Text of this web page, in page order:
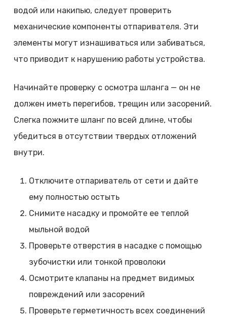
водой или накипью, следует проверить
механические компоненты отпаривателя. Эти
элементы могут изнашиваться или забиваться,
что приводит к нарушению работы устройства.
Начинайте проверку с осмотра шланга — он не
должен иметь перегибов, трещин или засорений.
Слегка пожмите шланг по всей длине, чтобы
убедиться в отсутствии твердых отложений
внутри.
Отключите отпариватель от сети и дайте
ему полностью остыть
Снимите насадку и промойте ее теплой
мыльной водой
Проверьте отверстия в насадке с помощью
зубочистки или тонкой проволоки
Осмотрите клапаны на предмет видимых
повреждений или засорений
Проверьте герметичность всех соединений